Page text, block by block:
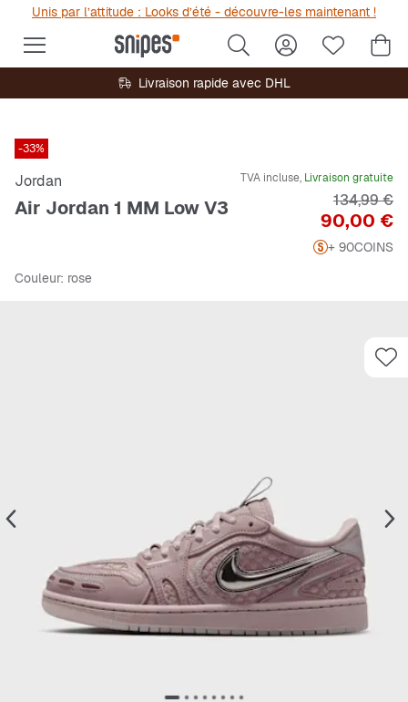
Unis par l’attitude : Looks d’été - découvre-les maintenant !
Livraison rapide avec DHL
-33%
Jordan
Air Jordan 1 MM Low V3
TVA incluse, Livraison gratuite
Prix
90,00 €
Prix
134,99 €
+ 90COINS
Couleur: rose